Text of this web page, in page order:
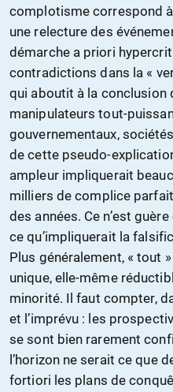
complotisme correspond
une relecture des
démarche a priori
contradictions dans la «
qui aboutit à la conclusion
manipulateurs tout-
gouvernementaux,
de cette pseudo-
ampleur impliquerait
milliers de complice
des années. Ce n’est
ce qu’impliquerait la
Plus généralement, « tout
unique, elle-même
minorité. Il faut compter,
et l’imprévu : les
se sont bien rarement
l’horizon ne serait ce que
fortiori les plans de